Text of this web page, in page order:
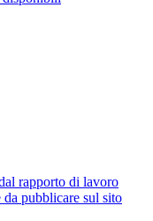
rapporto di lavoro
da pubblicare sul sito